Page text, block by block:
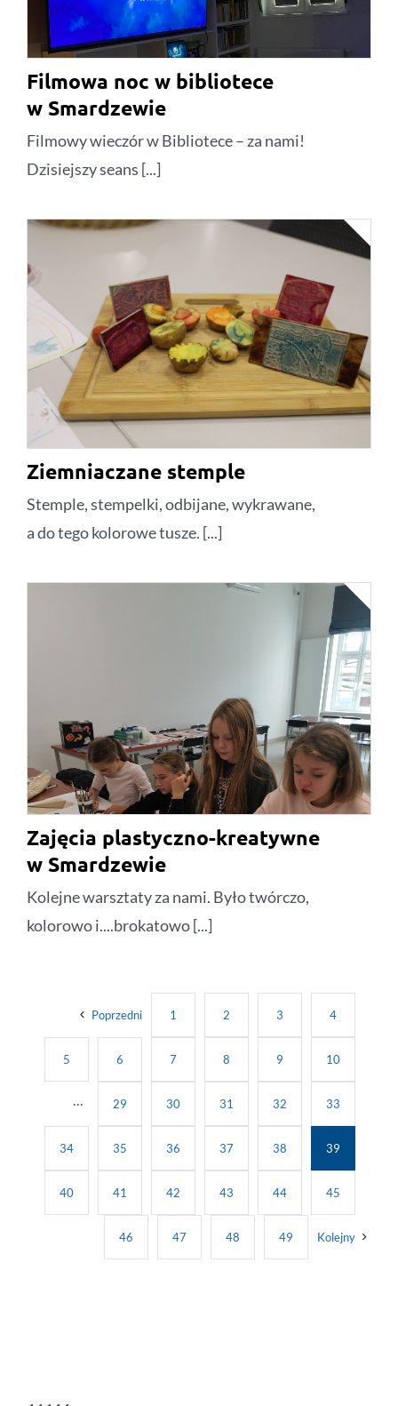
Filmowa noc w bibliotece
w Smardzewie
Filmowy wieczór w Bibliotece – za nami!
Dzisiejszy seans [...]
Ziemniaczane stemple
Stemple, stempelki, odbijane, wykrawane,
a do tego kolorowe tusze. [...]
Zajęcia plastyczno-kreatywne
w Smardzewie
Kolejne warsztaty za nami. Było twórczo,
kolorowo i....brokatowo [...]
Poprzedni 1 2 3 4
5 6 7 8 9 10
··· 29 30 31 32 33
34 35 36 37 38 39
40 41 42 43 44 45
46 47 48 49 Kolejny